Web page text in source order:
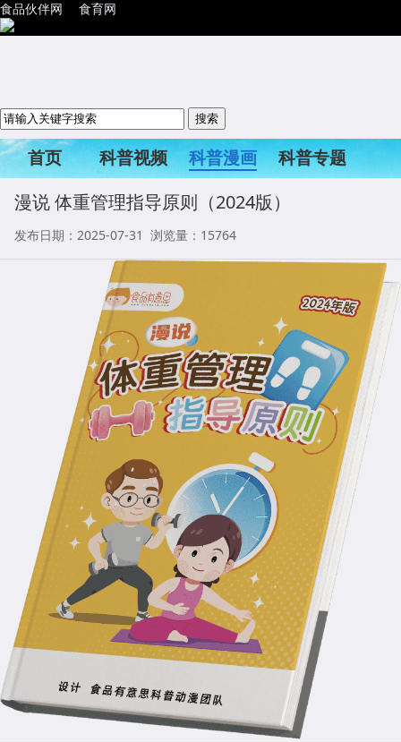
食品伙伴网 食育网
首页 科普视频 科普漫画
科普专题
科普活动
漫说 体重管理指导原则（2024版）
发布日期：2025-07-31 浏览量： 15764